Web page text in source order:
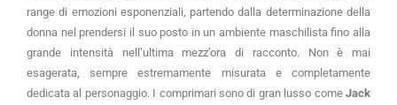
range di emozioni esponenziali, partendo dalla determinazione della
donna nel prendersi il suo posto in un ambiente maschilista fino alla
grande intensità nell’ultima mezz’ora di racconto. Non è mai
esagerata, sempre estremamente misurata e completamente
dedicata al personaggio. I comprimari sono di gran lusso come Jack